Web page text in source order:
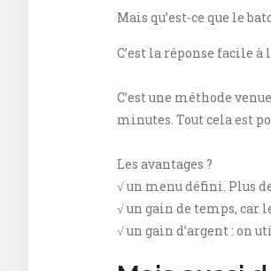
Mais qu’est-ce que le
C’est la réponse facile à
C’est une méthode
minutes. Tout cela est
Les avantages ?
√ un menu défini. Plus
√ un gain de temps, car
√ un gain d’argent : on